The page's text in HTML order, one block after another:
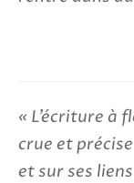
L’écriture à
crue et
et sur ses